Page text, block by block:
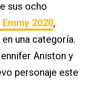
sus ocho
2020,
una categoría.
Aniston y
personaje este